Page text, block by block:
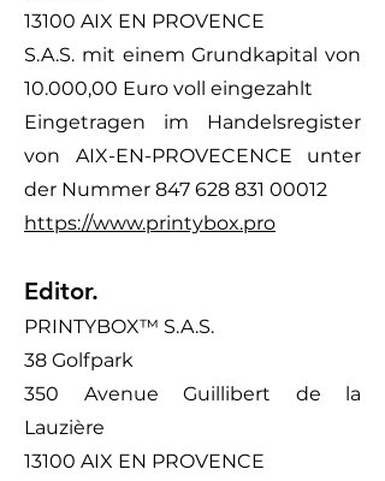
13100 AIX EN PROVENCE
S.A.S. mit einem Grundkapital von
10.000,00 Euro voll eingezahlt
Eingetragen im Handelsregister
von AIX-EN-PROVECENCE unter
der Nummer 847 628 831 00012
https://www.printybox.pro
Editor.
PRINTYBOX™ S.A.S.
38 Golfpark
350 Avenue Guillibert de la
Lauzière
13100 AIX EN PROVENCE